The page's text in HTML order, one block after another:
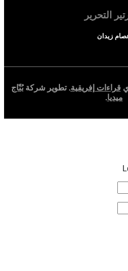
التحرير
زيدان
قراءات إفريقية. تطوير شركةبُنّاج
ميديا.